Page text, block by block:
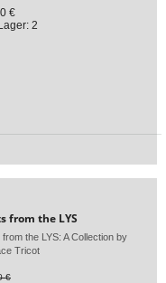
€
2
from the LYS
from the LYS: A Collection by
Tricot
€